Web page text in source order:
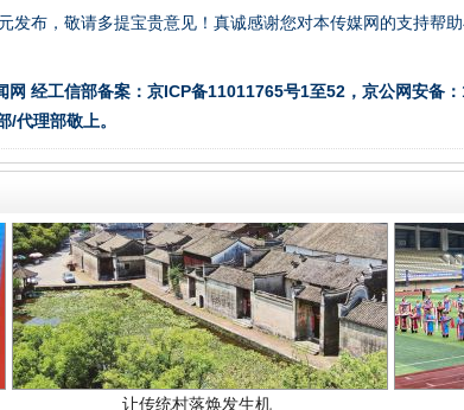
布，敬请多提宝贵意见！真诚感谢您对本传媒网的支持帮助
经工信部备案：京ICP备11011765号1至52，京公网安备：
代理部敬上。
让传统村落焕发生机